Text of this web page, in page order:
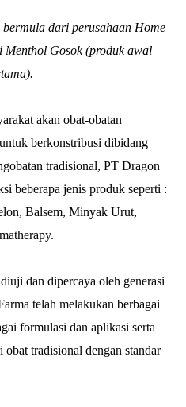
dari perusahaan Home
Menthol Gosok (produk awal
akan obat-obatan
berkonstribusi dibidang
tradisional, PT Dragon
beberapa jenis produk seperti :
Balsem, Minyak Urut,
dan dipercaya oleh generasi
telah melakukan berbagai
formulasi dan aplikasi serta
tradisional dengan standar